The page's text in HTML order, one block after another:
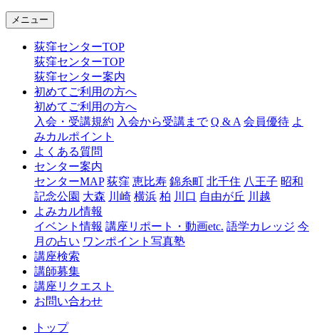
ャ
窪
メニュー
荻窪センターTOP
荻窪センターTOP
荻窪センター案内
初めてご利用の方へ
初めてご利用の方へ
入会・受講規約 入会から受講まで Q & A 会員優待 よ
みカルポイント
よくある質問
センター案内
センターMAP 荻窪 恵比寿 錦糸町 北千住 八王子 昭和
記念公園 大森 川崎 横浜 柏 川口 自由が丘 川越
よみカル情報
イベント情報 講座リポート・動画etc. 語学カレッジ 今
月の占い ワンポイント写真塾
講座検索
講師募集
講座リクエスト
お問い合わせ
トップ